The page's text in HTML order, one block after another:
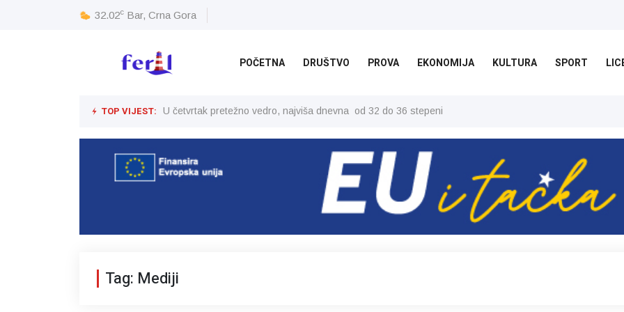
32.02c Bar, Crna Gora
POČETNA DRUŠTVO PROVA EKONOMIJA KULTURA SPORT
TOP VIJEST: U četvrtak pretežno vedro, najviša dnevna od 32 do 36 stepeni
Tag: Mediji